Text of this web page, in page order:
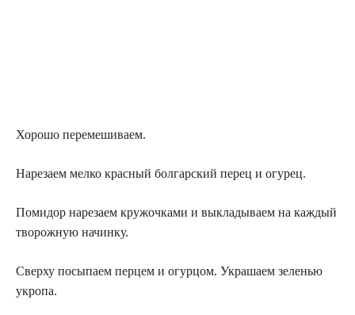
Хорошо перемешиваем.
Нарезаем мелко красный болгарский перец и огурец.
Помидор нарезаем кружочками и выкладываем на каждый
творожную начинку.
Сверху посыпаем перцем и огурцом. Украшаем зеленью
укропа.